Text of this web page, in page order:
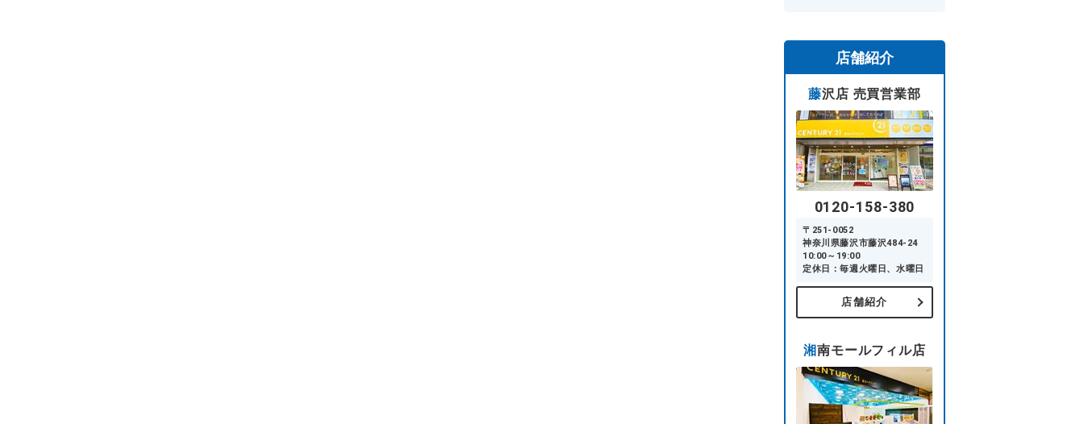
店舗紹介
藤沢店 売買営業部
0120-158-380
〒251-0052
神奈川県藤沢市藤沢484-24
10:00～19:00
定休日：毎週火曜日、水曜日
店舗紹介
湘南モールフィル店